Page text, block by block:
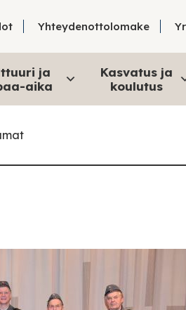
Yhteydenottolomake
ja
aika
Kasvatus ja
koulutus